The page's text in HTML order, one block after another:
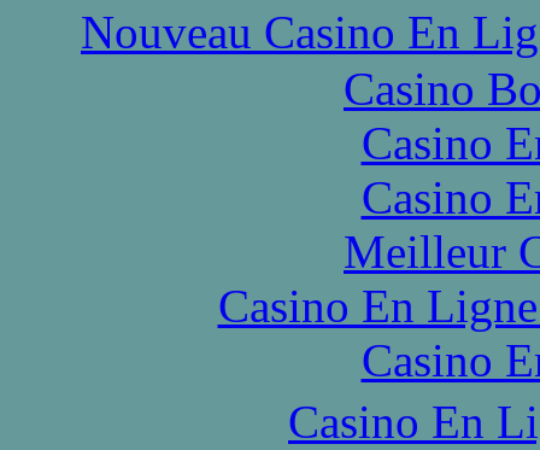
Nouveau Casino En
Casino
Casino
Casino
Meilleur
Casino En
Casino
Casino En